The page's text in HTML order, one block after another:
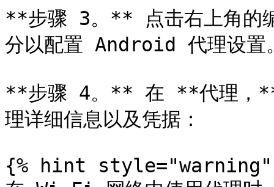
**步骤 3。** 点击右上角的
分以配置 Android 代理设置
**步骤 4。** 在 **代理，
理详细信息以及凭据：
{% hint style="warning"